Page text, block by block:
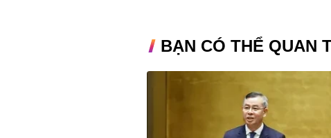
BẠN CÓ THỂ QUAN